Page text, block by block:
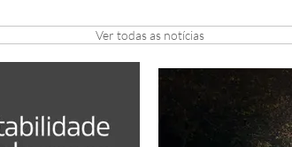
Ver todas as notícias